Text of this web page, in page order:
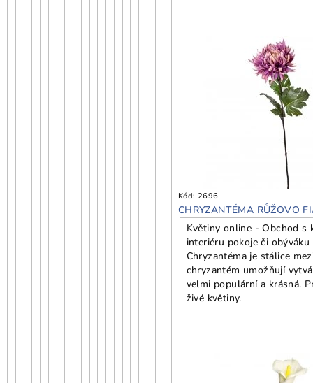
Kód: 2696
CHRYZANTÉMA RŮŽOVO
Květiny online - Obchod s
interiéru pokoje či obýváku
Chryzantéma je stálice
chryzantém umožňují
velmi populární a krásná.
živé květiny.